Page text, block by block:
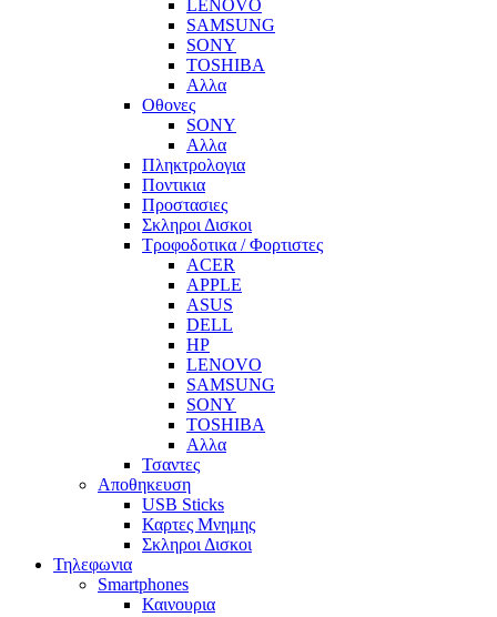
LENOVO
SAMSUNG
SONY
TOSHIBA
Αλλα
Οθονες
SONY
Αλλα
Πληκτρολογια
Ποντικια
Προστασιες
Σκληροι Δισκοι
Τροφοδοτικα / Φορτιστες
ACER
APPLE
ASUS
DELL
HP
LENOVO
SAMSUNG
SONY
TOSHIBA
Αλλα
Τσαντες
Αποθηκευση
USB Sticks
Καρτες Μνημης
Σκληροι Δισκοι
Τηλεφωνια
Smartphones
Καινουρια